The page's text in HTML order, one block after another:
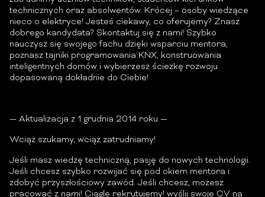
technicznych oraz absolwentów. Krócej – osoby wiedzące
nieco o elektryce! Jesteś ciekawy, co oferujemy? Znasz
dobrego kandydata? Skontaktuj się z nami! Szybko
nauczysz się swojego fachu dzięki wsparciu mentora,
poznasz tajniki programowania KNX, konstruowania
inteligentnych domów i wybierzesz ścieżkę rozwoju
dopasowaną dokładnie do Ciebie!
— Aktualizacja z 1 grudnia 2014 roku —
Wciąż szukamy, wciąż zatrudniamy!
Jeśli masz wiedzę techniczną, pasję do nowych technologii.
Jeśli chcesz szybko rozwijać się pod okiem mentora i
zdobyć przyszłościowy zawód. Jeśli chcesz, możesz
pracować z nami! Ciągle rekrutujemy! wyślij swoje CV na